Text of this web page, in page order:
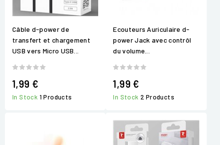
Câble d-power de
transfert et chargement
USB vers Micro USB...
1,99 €
In Stock 1 Products
Ecouteurs Auriculaire d-
power Jack avec contrôl
du volume...
1,99 €
In Stock2 Products